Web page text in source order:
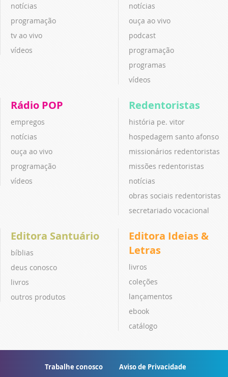
notícias
programação
tv ao vivo
vídeos
notícias
ouça ao vivo
podcast
programação
programas
vídeos
Rádio POP
empregos
notícias
ouça ao vivo
programação
vídeos
Redentoristas
história pe. vitor
hospedagem santo afonso
missionários redentoristas
missões redentoristas
notícias
obras sociais redentoristas
secretariado vocacional
Editora Santuário
bíblias
deus conosco
livros
outros produtos
Editora Ideias &
Letras
livros
coleções
lançamentos
ebook
catálogo
Trabalhe conosco Aviso de Privacidade